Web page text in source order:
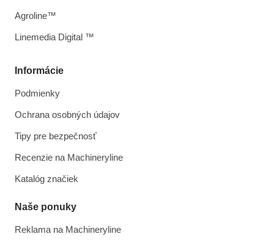
Informácie
Podmienky
Ochrana osobných údajov
Tipy pre bezpečnosť
Recenzie na Machineryline
Katalóg značiek
Naše ponuky
Reklama na Machineryline
Agroline™
Linemedia Digital ™